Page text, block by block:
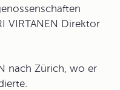
VIRTANEN Direktor
nach Zürich, wo er